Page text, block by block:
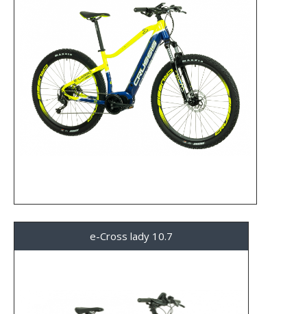
e-Cross lady 10.7